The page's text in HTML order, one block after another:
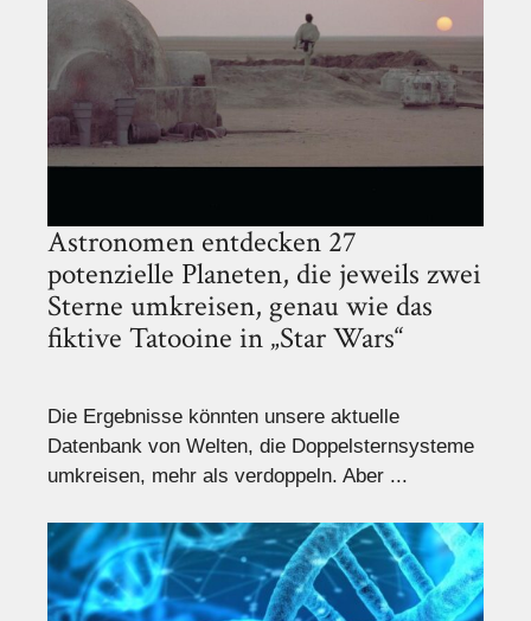
Astronomen entdecken 27
potenzielle Planeten, die jeweils zwei
Sterne umkreisen, genau wie das
fiktive Tatooine in „Star Wars“
Die Ergebnisse könnten unsere aktuelle
Datenbank von Welten, die Doppelsternsysteme
umkreisen, mehr als verdoppeln. Aber ...